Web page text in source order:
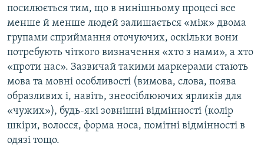
посилюється тим, що в нинішньому процесі все
менше й менше людей залишається «між» двома
групами сприймання оточуючих, оскільки вони
потребують чіткого визначення «хто з нами», а хто
«проти нас». Зазвичай такими маркерами стають
мова та мовні особливості (вимова, слова, поява
образливих і, навіть, знеосіблюючих ярликів для
«чужих»), будь-які зовнішні відмінності (колір
шкіри, волосся, форма носа, помітні відмінності в
одязі тощо.